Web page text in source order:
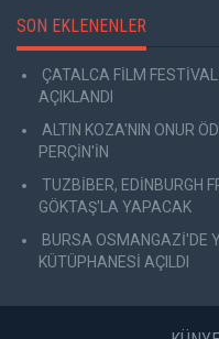
SON EKLENENLER
ÇATALCA FİLM
AÇIKLANDI
ALTIN KOZA'NIN ONUR
PERÇİN'İN
TUZBİBER, EDİNBURGH
GÖKTAŞ'LA YAPACAK
BURSA OSMANGAZİ'DE
KÜTÜPHANESİ AÇILDI